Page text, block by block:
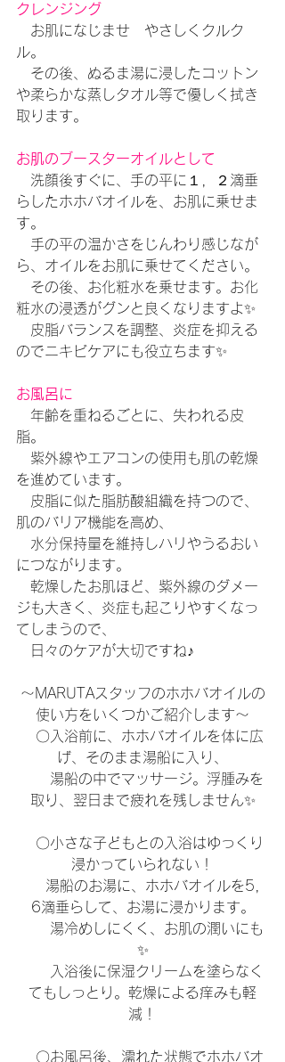
クレンジング
お肌になじませ　やさしくクルク
ル。
その後、ぬるま湯に浸したコットン
や柔らかな蒸しタオル等で優しく拭き
取ります。
お肌のブースターオイルとして
洗顔後すぐに、手の平に１，２滴垂
らしたホホバオイルを、お肌に乗せま
す。
手の平の温かさをじんわり感じなが
ら、オイルをお肌に乗せてください。
その後、お化粧水を乗せます。お化
粧水の浸透がグンと良くなりますよ✨
皮脂バランスを調整、炎症を抑える
のでニキビケアにも役立ちます✨
お風呂に
年齢を重ねるごとに、失われる皮
脂。
紫外線やエアコンの使用も肌の乾燥
を進めています。
皮脂に似た脂肪酸組織を持つので、
肌のバリア機能を高め、
水分保持量を維持しハリやうるおい
につながります。
乾燥したお肌ほど、紫外線のダメー
ジも大きく、炎症も起こりやすくなっ
てしまうので、
日々のケアが大切ですね♪
～MARUTAスタッフのホホバオイルの
使い方をいくつかご紹介します～
〇入浴前に、ホホバオイルを体に広
げ、そのまま湯船に入り、
湯船の中でマッサージ。浮腫みを
取り、翌日まで疲れを残しません✨
〇小さな子どもとの入浴はゆっくり
浸かっていられない！
湯船のお湯に、ホホバオイルを5，
6滴垂らして、お湯に浸かります。
湯冷めしにくく、お肌の潤いにも
✨
入浴後に保湿クリームを塗らなく
てもしっとり。乾燥による痒みも軽
減！
〇お風呂後、濡れた状態でホホバオ